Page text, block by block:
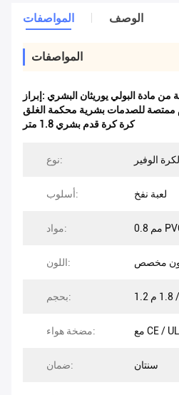
المواصفات الوصف
المواصفات
إبراز: مادة البولي يوريثان البشري
ممتصة للصدمات بشرية محكمة الغلق
كرة كرة قدم بشري 1.8 متر
نوع: الوفير
أسلوب: لعبة نفخ
مواد:
اللون: مخصص
بحجم:
مضخة هواء: مع CE / UL
ضمان: سنتان